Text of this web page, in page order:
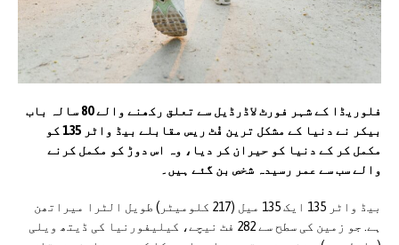
فلوریڈا کے شہر فورٹ لاڈرڈیل سے تعلق رکھنے والے 80 سالہ باب
بیکر نے دنیا کے مشکل ترین فُٹ ریس مقابلے بیڈ واٹر 135 کو
مکمل کر کے دنیا کو حیران کر دیا، وہ اس دوڑ کو مکمل کرنے
والے سب سے عمر رسیدہ شخص بن گئے ہیں۔
بیڈ واٹر 135 ایک 135 میل (217 کلومیٹر) طویل الٹرا میراتھن
ہے. جو زمین کی سطح سے 282 فٹ نیچے، کیلیفورنیا کی ڈیتھ ویلی